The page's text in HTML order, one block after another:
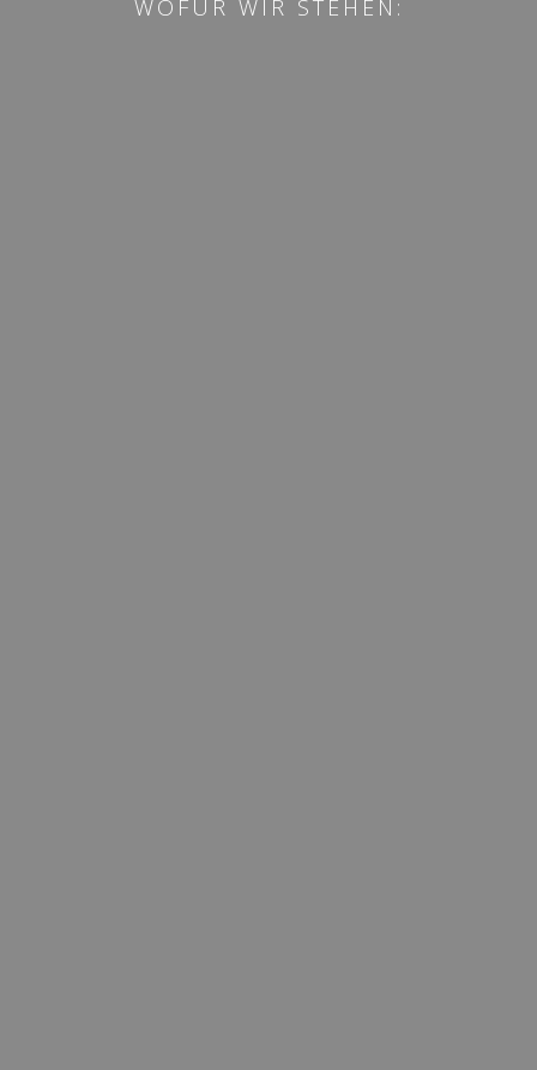
WOFÜR WIR STEHEN: